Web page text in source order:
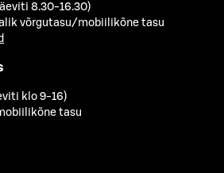
8.30-16.30)
võrgutasu/mobiilikõne tasu
klo 9-16)
tasu